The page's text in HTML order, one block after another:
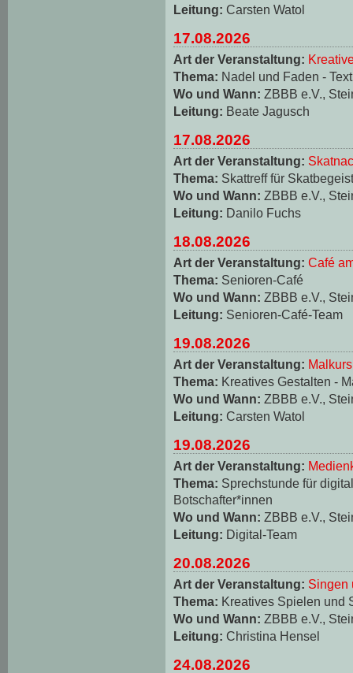
Leitung: Carsten Watol
17.08.2026
Art der Veranstaltung:
Thema: Nadel und Faden -
Wo und Wann: ZBBB e.V.,
Leitung: Beate Jagusch
17.08.2026
Art der Veranstaltung:
Thema: Skattreff für
Wo und Wann: ZBBB e.V.,
Leitung: Danilo Fuchs
18.08.2026
Art der Veranstaltung: Café
Thema: Senioren-Café
Wo und Wann: ZBBB e.V.,
Leitung: Senioren-Café-Team
19.08.2026
Art der Veranstaltung: Malkurs
Thema: Kreatives Gestalten -
Wo und Wann: ZBBB e.V.,
Leitung: Carsten Watol
19.08.2026
Art der Veranstaltung:
Thema: Sprechstunde für
Botschafter*innen
Wo und Wann: ZBBB e.V.,
Leitung: Digital-Team
20.08.2026
Art der Veranstaltung: Singen
Thema: Kreatives Spielen und
Wo und Wann: ZBBB e.V.,
Leitung: Christina Hensel
24.08.2026